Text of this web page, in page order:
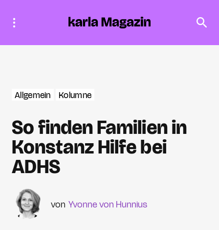
Allgemein Kolumne
So finden Familien in
Konstanz Hilfe bei
ADHS
Yvonne von Hunnius